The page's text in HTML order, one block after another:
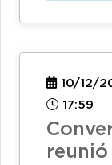
10/12/
17:59